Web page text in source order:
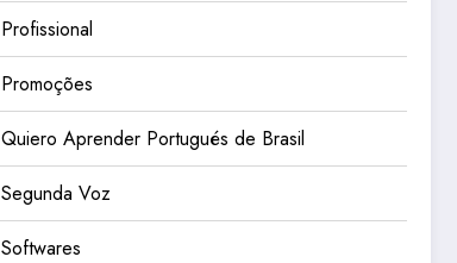
Profissional
Promoções
Quiero Aprender Portugués de Brasil
Segunda Voz
Softwares